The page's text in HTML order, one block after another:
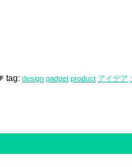
tag: design gadget product アイデア